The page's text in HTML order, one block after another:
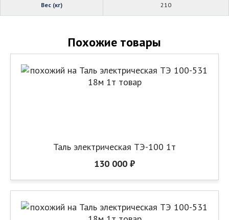
Вес (кг) 210
Похожие товары
Таль электрическая ТЭ-100 1т
130 000 ₽